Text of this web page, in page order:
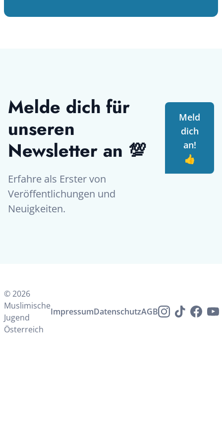
Melde dich für
unseren
Newsletter an 💯
Erfahre als Erster von
Veröffentlichungen und
Neuigkeiten.
Meld
dich
an!
👍
© 2026
Muslimische
Jugend
Österreich
ImpressumDatenschutzAGB